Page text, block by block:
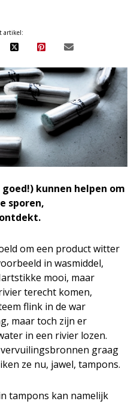
artikel:
kunnen helpen om
sporen,
om een product witter
in wasmiddel,
mooi, maar
terecht komen,
flink in de war
maar toch zijn er
in een rivier lozen.
graag
ze nu, jawel, tampons.
tampons kan namelijk